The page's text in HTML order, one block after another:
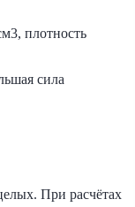
плотность
сила
При расчётах